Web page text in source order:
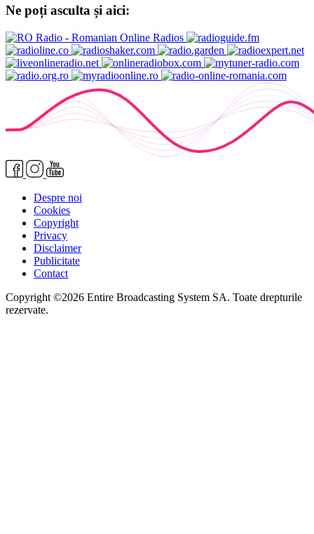
Ne poți asculta și aici:
Despre noi
Cookies
Copyright
Privacy
Disclaimer
Publicitate
Contact
Copyright ©2026 Entire Broadcasting System SA. Toate drepturile
rezervate.